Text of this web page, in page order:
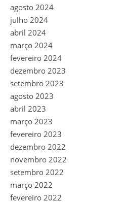
agosto 2024
julho 2024
abril 2024
março 2024
fevereiro 2024
dezembro 2023
setembro 2023
agosto 2023
abril 2023
março 2023
fevereiro 2023
dezembro 2022
novembro 2022
setembro 2022
março 2022
fevereiro 2022